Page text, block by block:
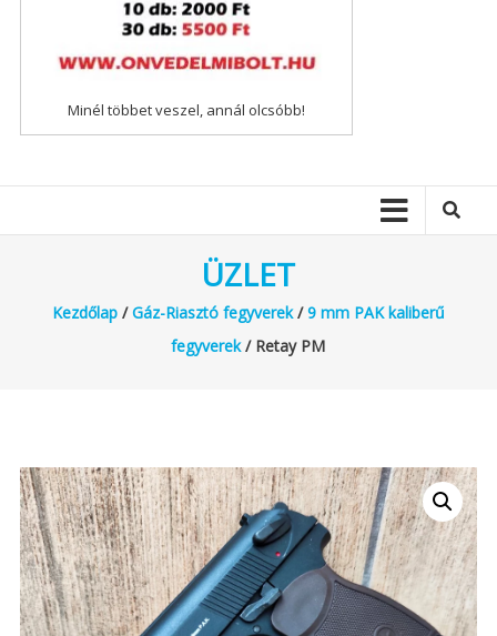
Minél többet veszel, annál olcsóbb!
ÜZLET
Kezdőlap/Gáz-Riasztó fegyverek/9 mm PAK kaliberű
fegyverek/ Retay PM